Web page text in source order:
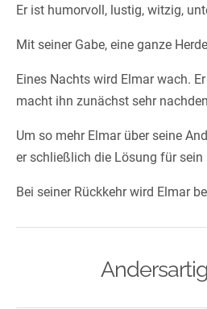
Er ist humorvoll, lustig, witzig,
Mit seiner Gabe, eine ganze
Eines Nachts wird Elmar wach.
macht ihn zunächst sehr
Um so mehr Elmar über seine
er schließlich die Lösung für sein
Bei seiner Rückkehr wird Elmar